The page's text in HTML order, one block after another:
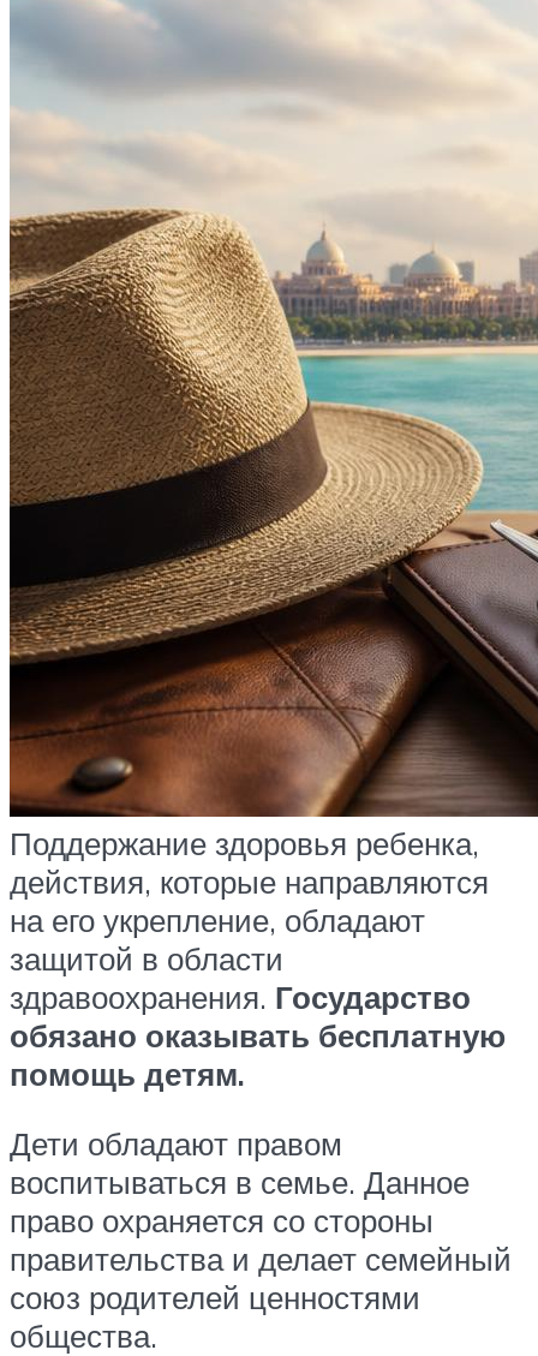
Поддержание здоровья ребенка,
действия, которые направляются
на его укрепление, обладают
защитой в области
здравоохранения. Государство
обязано оказывать бесплатную
помощь детям.
Дети обладают правом
воспитываться в семье. Данное
право охраняется со стороны
правительства и делает семейный
союз родителей ценностями
общества.